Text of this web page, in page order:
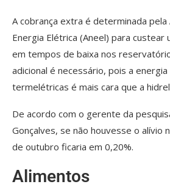
A cobrança extra é determinada pela
Energia Elétrica (Aneel) para custear
em tempos de baixa nos
adicional é necessário, pois a
termelétricas é mais cara que a
De acordo com o gerente da
Gonçalves, se não houvesse o alívio
de outubro ficaria em 0,20%.
Alimentos